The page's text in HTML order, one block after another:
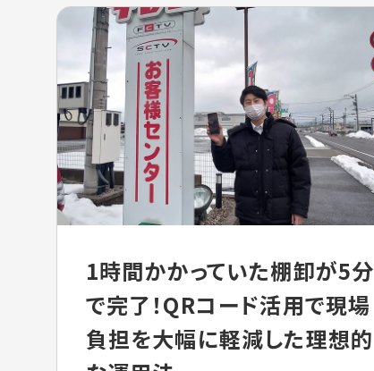
1時間かかっていた棚卸が5分
で完了！QRコード活用で現場
負担を大幅に軽減した理想的